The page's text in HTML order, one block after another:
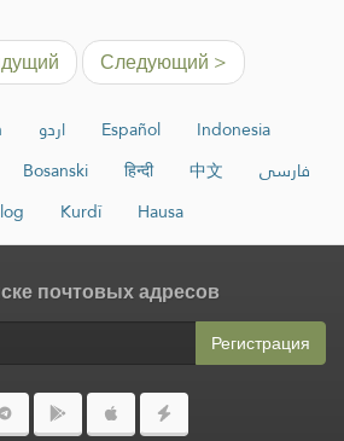
Следующий >
اردو Español
Indonesia
Bosanski हिन्दी 中文
فارسی
Kurdî Hausa
почтовых адресов
Регистрация